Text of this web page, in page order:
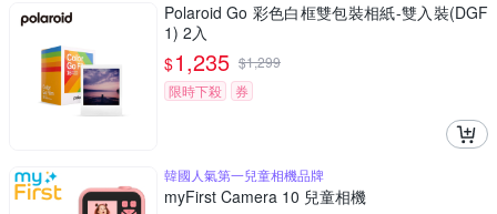
Polaroid Go 彩色白框雙包裝相紙-雙入裝(DGF
1) 2入
$1,235 $1,299
限時下殺
券
韓國人氣第一兒童相機品牌
myFirst Camera 10 兒童相機